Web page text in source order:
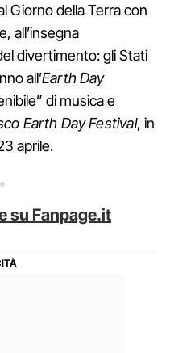
Giorno della Terra con
all’insegna
divertimento: gli Stati
all’Earth Day
di musica e
Earth Day Festival, in
aprile.
su Fanpage.it